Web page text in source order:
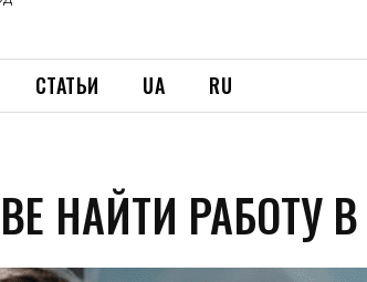
СТАТЬИ UA RU
НАЙТИ РАБОТУ В